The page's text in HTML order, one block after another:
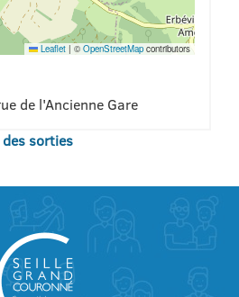
Leaflet | ©OpenStreetMap contributors
de l'Ancienne Gare
sorties